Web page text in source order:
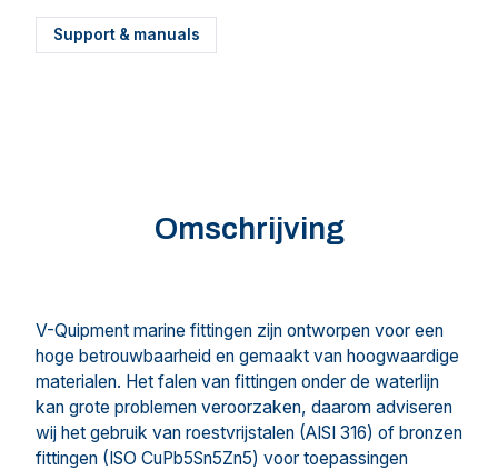
Support & manuals
Omschrijving
V-Quipment marine fittingen zijn ontworpen voor een
hoge betrouwbaarheid en gemaakt van hoogwaardige
materialen. Het falen van fittingen onder de waterlijn
kan grote problemen veroorzaken, daarom adviseren
wij het gebruik van roestvrijstalen (AISI 316) of bronzen
fittingen (ISO CuPb5Sn5Zn5) voor toepassingen